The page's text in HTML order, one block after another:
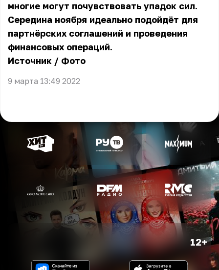
многие могут почувствовать упадок сил.
Середина ноября идеально подойдёт для
партнёрских соглашений и проведения
финансовых операций.
Источник / Фото
9 марта 13:49 2022
12+